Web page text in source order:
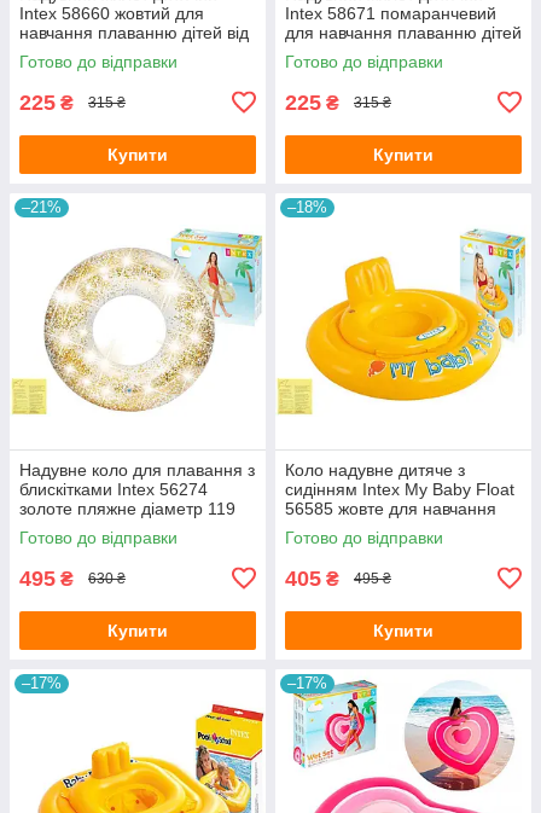
Intex 58660 жовтий для
навчання плаванню дітей від
3-6 років 50х47 см
Готово до відправки
225 ₴ 315 ₴
Купити
Intex 58671 помаранчевий
для навчання плаванню дітей
від 3-6 років 50х47 см
Готово до відправки
225 ₴ 315 ₴
Купити
–21%
Надувне коло для плавання з
блискітками Intex 56274
золоте пляжне діаметр 119
см з латкою
Готово до відправки
495 ₴ 630 ₴
Купити
–18%
Коло надувне дитяче з
сидінням Intex My Baby Float
56585 жовте для навчання
плаванню малюків від 6-12
місяців з латкою 70 см
Готово до відправки
405 ₴ 495 ₴
Купити
–17% –17%